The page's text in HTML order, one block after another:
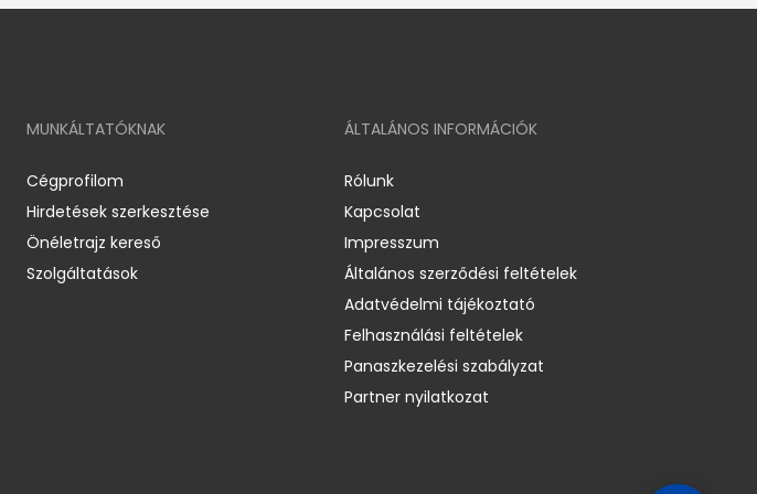
MUNKÁLTATÓKNAK
Cégprofilom
Hirdetések szerkesztése
Önéletrajz kereső
Szolgáltatások
ÁLTALÁNOS INFORMÁCIÓK
Rólunk
Kapcsolat
Impresszum
Általános szerződési feltételek
Adatvédelmi tájékoztató
Felhasználási feltételek
Panaszkezelési szabályzat
Partner nyilatkozat